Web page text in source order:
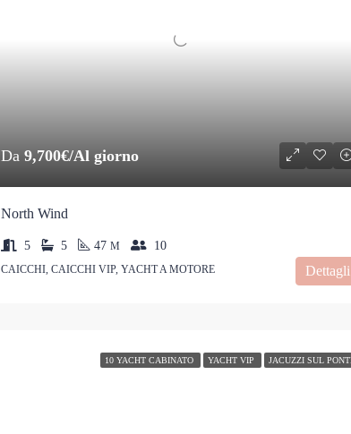
Da9,700€/Al giorno
North Wind
5 5 47 M 10
CAICCHI, CAICCHI VIP, YACHT A MOTORE Dettagli
10 YACHT CABINATO YACHT VIP JACUZZI SUL